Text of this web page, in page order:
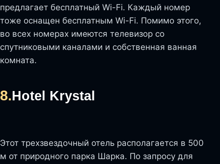
предлагает бесплатный Wi-Fi. Каждый номер
тоже оснащен бесплатным Wi-Fi. Помимо этого,
во всех номерах имеются телевизор со
спутниковыми каналами и собственная ванная
комната.
8.Hotel Krystal
Этот трехзвездочный отель располагается в 500
м от природного парка Шарка. По запросу для